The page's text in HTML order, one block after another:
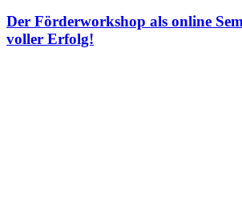
Der Förderworkshop als online
voller Erfolg!